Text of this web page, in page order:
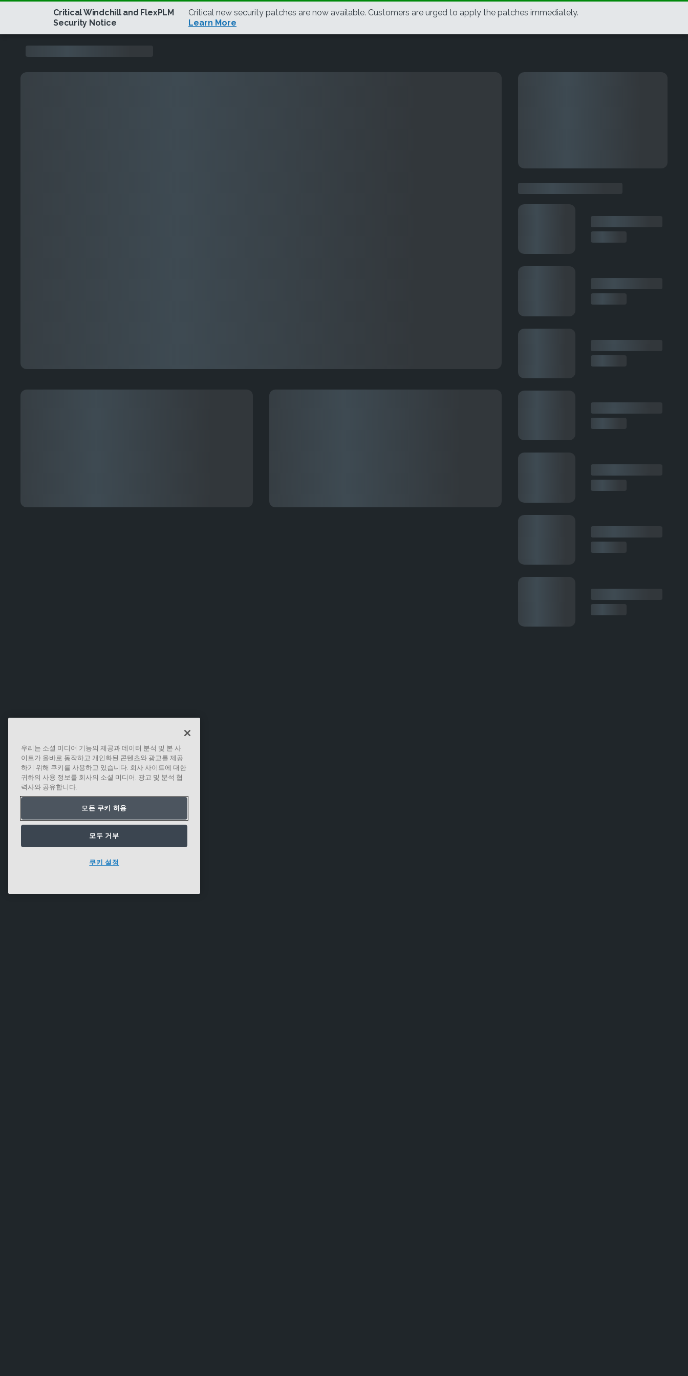
우리는 소셜 미디어 기능의 제공과 데이터 분석 및 본 사
이트가 올바로 동작하고 개인화된 콘텐츠와 광고를 제공
하기 위해 쿠키를 사용하고 있습니다. 회사 사이트에 대한
귀하의 사용 정보를 회사의 소셜 미디어, 광고 및 분석 협
력사와 공유합니다.
모든 쿠키 허용
모두 거부
쿠키 설정